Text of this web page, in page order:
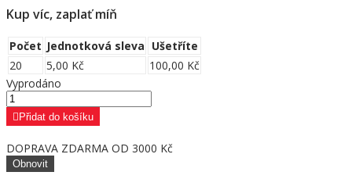
Kup víc, zaplať míň
Počet Jednotková sleva Ušetříte
20
5,00 Kč
100,00 Kč
Vyprodáno
Přidat do košíku
DOPRAVA ZDARMA OD 3000 Kč